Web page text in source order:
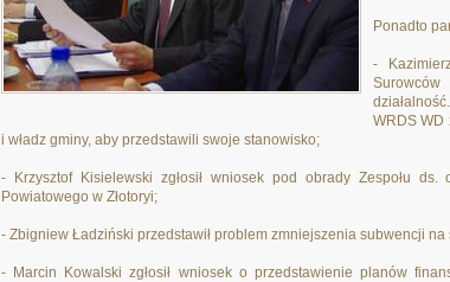
Ponadto
-
WRDS WD
i władz gminy, aby przedstawili swoje stanowisko;
- Krzysztof Kisielewski zgłosił wniosek pod obrady Zespołu
Powiatowego w Złotoryi;
- Zbigniew Ładziński przedstawił problem zmniejszenia subwencji
- Marcin Kowalski zgłosił wniosek o przedstawienie planów